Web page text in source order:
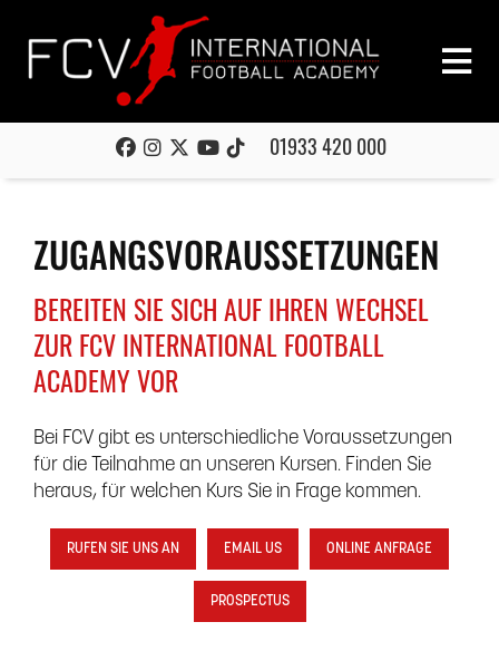
01933 420 000
ZUGANGSVORAUSSETZUNGEN
BEREITEN SIE SICH AUF IHREN WECHSEL
ZUR FCV INTERNATIONAL FOOTBALL
ACADEMY VOR
Bei FCV gibt es unterschiedliche Voraussetzungen
für die Teilnahme an unseren Kursen. Finden Sie
heraus, für welchen Kurs Sie in Frage kommen.
RUFEN SIE UNS AN EMAIL US ONLINE ANFRAGE
PROSPECTUS